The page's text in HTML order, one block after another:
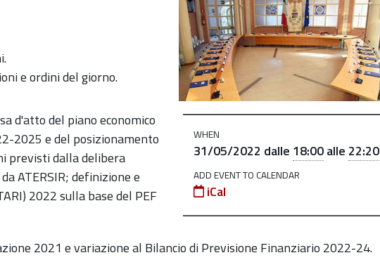
WHEN
31/05/2022 dalle 18:00alle 22:20
ADD EVENT TO CALENDAR
iCal
e ordini del giorno.
d'atto del piano economico
2025 e del posizionamento
previsti dalla delibera
ATERSIR; definizione e
2022 sulla base del PEF
2021 e variazione al Bilancio di Previsione Finanziario 2022-24.